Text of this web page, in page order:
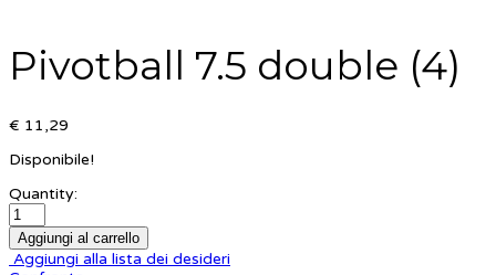
Pivotball 7.5 double (4)
€ 11,29
Disponibile!
Quantity:
Aggiungi al carrello
Aggiungi alla lista dei desideri